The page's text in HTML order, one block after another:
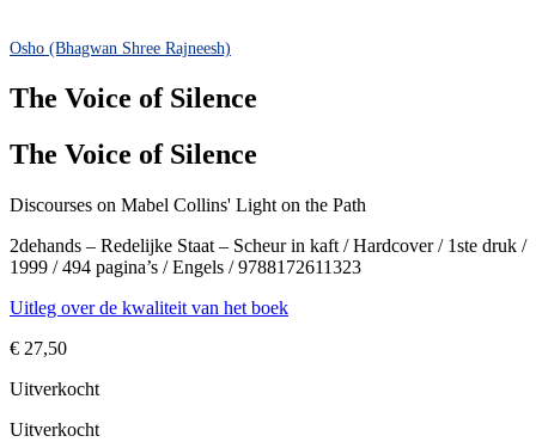
Osho (Bhagwan Shree Rajneesh)
The Voice of Silence
The Voice of Silence
Discourses on Mabel Collins' Light on the Path
2dehands – Redelijke Staat – Scheur in kaft / Hardcover / 1ste druk /
1999 / 494 pagina’s / Engels / 9788172611323
Uitleg over de kwaliteit van het boek
€ 27,50
Uitverkocht
Uitverkocht